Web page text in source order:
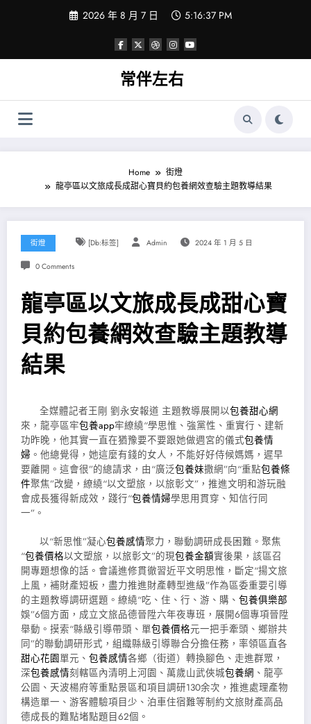
2026 年 8 月 7 日 5:16:38 PM
常伴左右
Home
街燈
龍亭區以文旅成長成甜心寶貝約包養網效查驗主題教導結果
街燈 [db:标签] Admin 2024 年 1 月 5 日
0 Comments
龍亭區以文旅成長成甜心寶
貝約包養網效查驗主題教導
結果
全媒體記者王剛 劉永安報道 主題教導展開以包養甜心網
來，龍亭區牢包養app牢繚繞“學思惟、強黨性、重實行、建新
功昨晚，他其實一直在猶豫要不要跟她做週宮的儀式包養情
婦 。他總覺得，她這麼有錢的女人，不能好好侍候媽媽，遲早
要離開。這會很”的總請求，由“廣泛包養妹撒網”向“重點包養條
件聚焦”改變，繚繞“以文塑旅，以旅彰文”，推進文明和游玩融
會成長獲得新成效，踐行“包養情婦學思用貫穿、知信行同
一”。
以“新思惟”凝心包養感情聚力，聯動調研成長困難。聚焦
“包養價格以文塑旅，以旅彰文”的現包養金額實後果，該區召
開專題想像的話。會議進修貫徹習近平文明思惟，斷定“揚文旅
上風，補財產短板，盡力推進財產轉型進級”作為區委重要引導
的主題教導調研選題。繚繞“吃、住、行、游、購、 包養俱樂部
娛”6個方面，成立文旅品德晉陞六年夜專班，展開6個專項晉陞
舉動。摸索“縣級引導帶頭、單包養價格元一把手牽頭、鄉辦共
同”的聯動調研形式，組織縣級引導聯合分擔任務，率領區直各
甜心花園單元、 包養感情各鄉（街道）轉換腳色、走進群眾，
深包養感情刻轄區內清明上河園、萬歲山武俠城包養網 、龍亭
公園、天波楊府等重點景區和項目調研130余次，推進處理產物
構造單一、游客體驗項目少、泊車住宿難等制約文旅財產高品
德成長的難點堵點題目62個。